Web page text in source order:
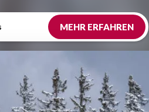
MEHR ERFAHREN